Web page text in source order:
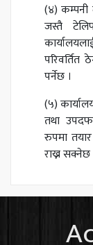
(४) कम्पनी
जस्तै
परिवर्तित
पर्नेछ ।
(५)
तथा
रुपमा
राख्न सक्नेछ